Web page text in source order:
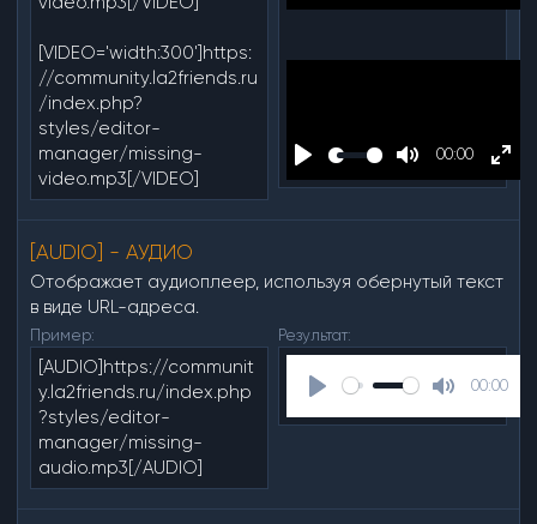
[VIDEO='width:300']https:
//community.la2friends.ru
/index.php?
styles/editor-
manager/missing-
video.mp3[/VIDEO]
P
M
E
f
u
l
s
n
P
M
00:00
E
u
l
l
r
[AUDIO] - АУДИО
Отображает аудиоплеер, используя обернутый текст
в виде URL-адреса.
Пример:
[AUDIO]https://communit
y.la2friends.ru/index.php
?styles/editor-
manager/missing-
audio.mp3[/AUDIO]
Результат:
00:00